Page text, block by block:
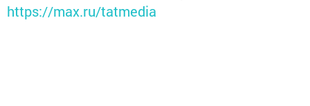
https://max.ru/tatmedia